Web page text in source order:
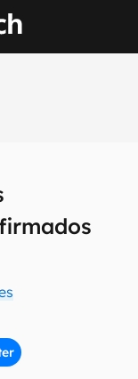
primeira
Termos de